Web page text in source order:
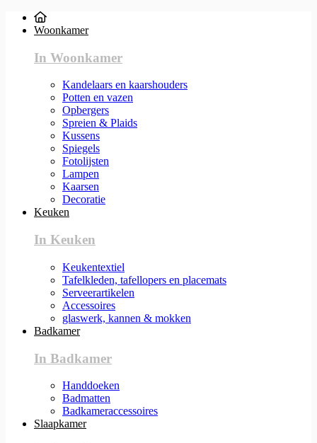
Woonkamer
In Woonkamer
Kandelaars en kaarshouders
Potten en vazen
Opbergers
Spreien & Plaids
Kussens
Spiegels
Fotolijsten
Lampen
Kaarsen
Decoratie
Keuken
In Keuken
Keukentextiel
Tafelkleden, tafellopers en placemats
Serveerartikelen
Accessoires
glaswerk, kannen & mokken
Badkamer
In Badkamer
Handdoeken
Badmatten
Badkameraccessoires
Slaapkamer